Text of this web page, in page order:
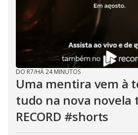
DO R7/HÁ 24 MINUTOS
Uma mentira vem à
tudo na nova novela
RECORD #shorts